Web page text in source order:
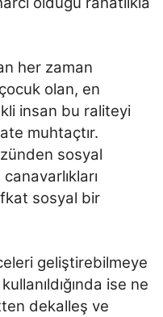
her zaman
olan, en
insan bu raliteyi
muhtaçtır.
sosyal
sosyal bir
geliştirebilmeye
ise ne
dekalleş ve